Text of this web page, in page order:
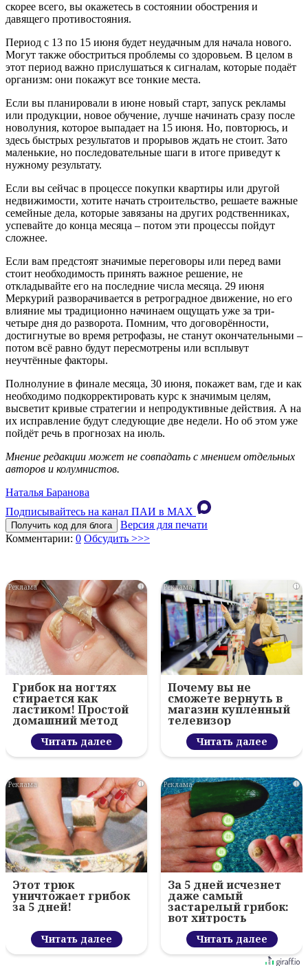
скорее всего, вы окажетесь в состоянии обострения и
давящего противостояния.
Период с 13 по 15 июня будет неудачным для начала нового.
Могут также обостриться проблемы со здоровьем. В целом в
этот период важно прислушаться к сигналам, которые подаёт
организм: они покажут все тонкие места.
Если вы планировали в июне новый старт, запуск рекламы
или продукции, новое обучение, лучше начинать сразу после
новолуния, которое выпадает на 15 июня. Но, повторюсь, и
здесь быстрых результатов и прорывов ждать не стоит. Зато
маленькие, но последовательные шаги в итоге приведут к
нужному результату.
Если вы сейчас в процессе покупки квартиры или другой
недвижимости, хотите начать строительство, решаете важные
семейные дела, которые завязаны на других родственниках,
успевайте до конца месяца – потом эти процессы пойдут
сложнее.
Если вам предстоят значимые переговоры или перед вами
стоит необходимость принять важное решение, не
откладывайте его на последние числа месяца. 29 июня
Меркурий разворачивается в ретроградное движение, но его
влияние мы традиционно начинаем ощущать уже за три-
четыре дня до разворота. Помним, что договорённости,
достигнутые во время ретрофазы, не станут окончательными –
потом всё равно будут пересмотрены или всплывут
неучтённые факторы.
Полнолуние в финале месяца, 30 июня, покажет вам, где и как
необходимо подкорректировать курс к значимым целям,
высветит кривые стратегии и непродуктивные действия. А на
их исправление будут следующие две недели. Но об этом уже
пойдёт речь в прогнозах на июль.
Мнение редакции может не совпадать с мнением отдельных
авторов и колумнистов.
Наталья Баранова
Подписывайтесь на канал ПАИ в MAХ
Получить код для блога
Версия для печати
Комментарии: 0 Обсудить >>>
i
Грибок на ногтях
стирается как
ластиком! Простой
домашний метод
Читать далее
i
Почему вы не
сможете вернуть в
магазин купленный
телевизор
Читать далее
i
Этот трюк
уничтожает грибок
за 5 дней!
Читать далее
i
За 5 дней исчезнет
даже самый
застарелый грибок:
вот хитрость
Читать далее